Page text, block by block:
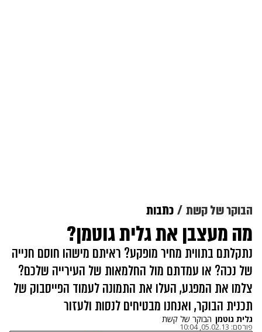
הבוקר של קשת כתבות
מה מעצבן את גלית גוטמן?
נתקלתם בתווית מחיר מופקע? ראיתם מישהו חוסם חנייה
של נכה? או עמדתם מול החלמאות של העירייה שלכם?
צלמו את המפגע, העלו את התמונה לעמוד הפייסבוק של
תכנית הבוקר, ואנחנו מבטיחים לנסות ולעזור
גלית גוטמן הבוקר של קשת
פורסם: 05.02.13, 10:04